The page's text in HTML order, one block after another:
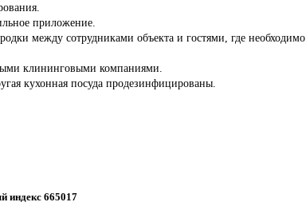
приложение.
между сотрудниками объекта и гостями, где необходимо.
клининговыми компаниями.
кухонная посуда продезинфицированы.
индекс 665017